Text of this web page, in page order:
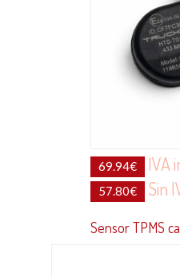
69.94€ IVA
57.80€ Sin
Sensor TPMS